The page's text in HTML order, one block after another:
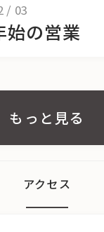
/ 03
始の営業
もっと見る
アクセス